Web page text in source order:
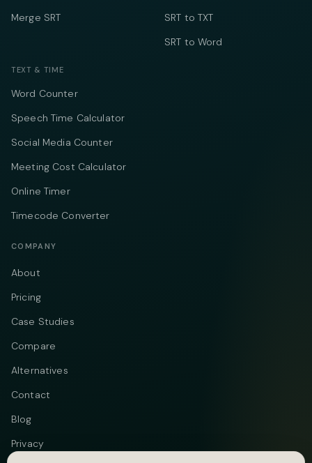
Merge SRT
SRT to TXT
SRT to Word
TEXT & TIME
Word Counter
Speech Time Calculator
Social Media Counter
Meeting Cost Calculator
Online Timer
Timecode Converter
COMPANY
About
Pricing
Case Studies
Compare
Alternatives
Contact
Blog
Privacy